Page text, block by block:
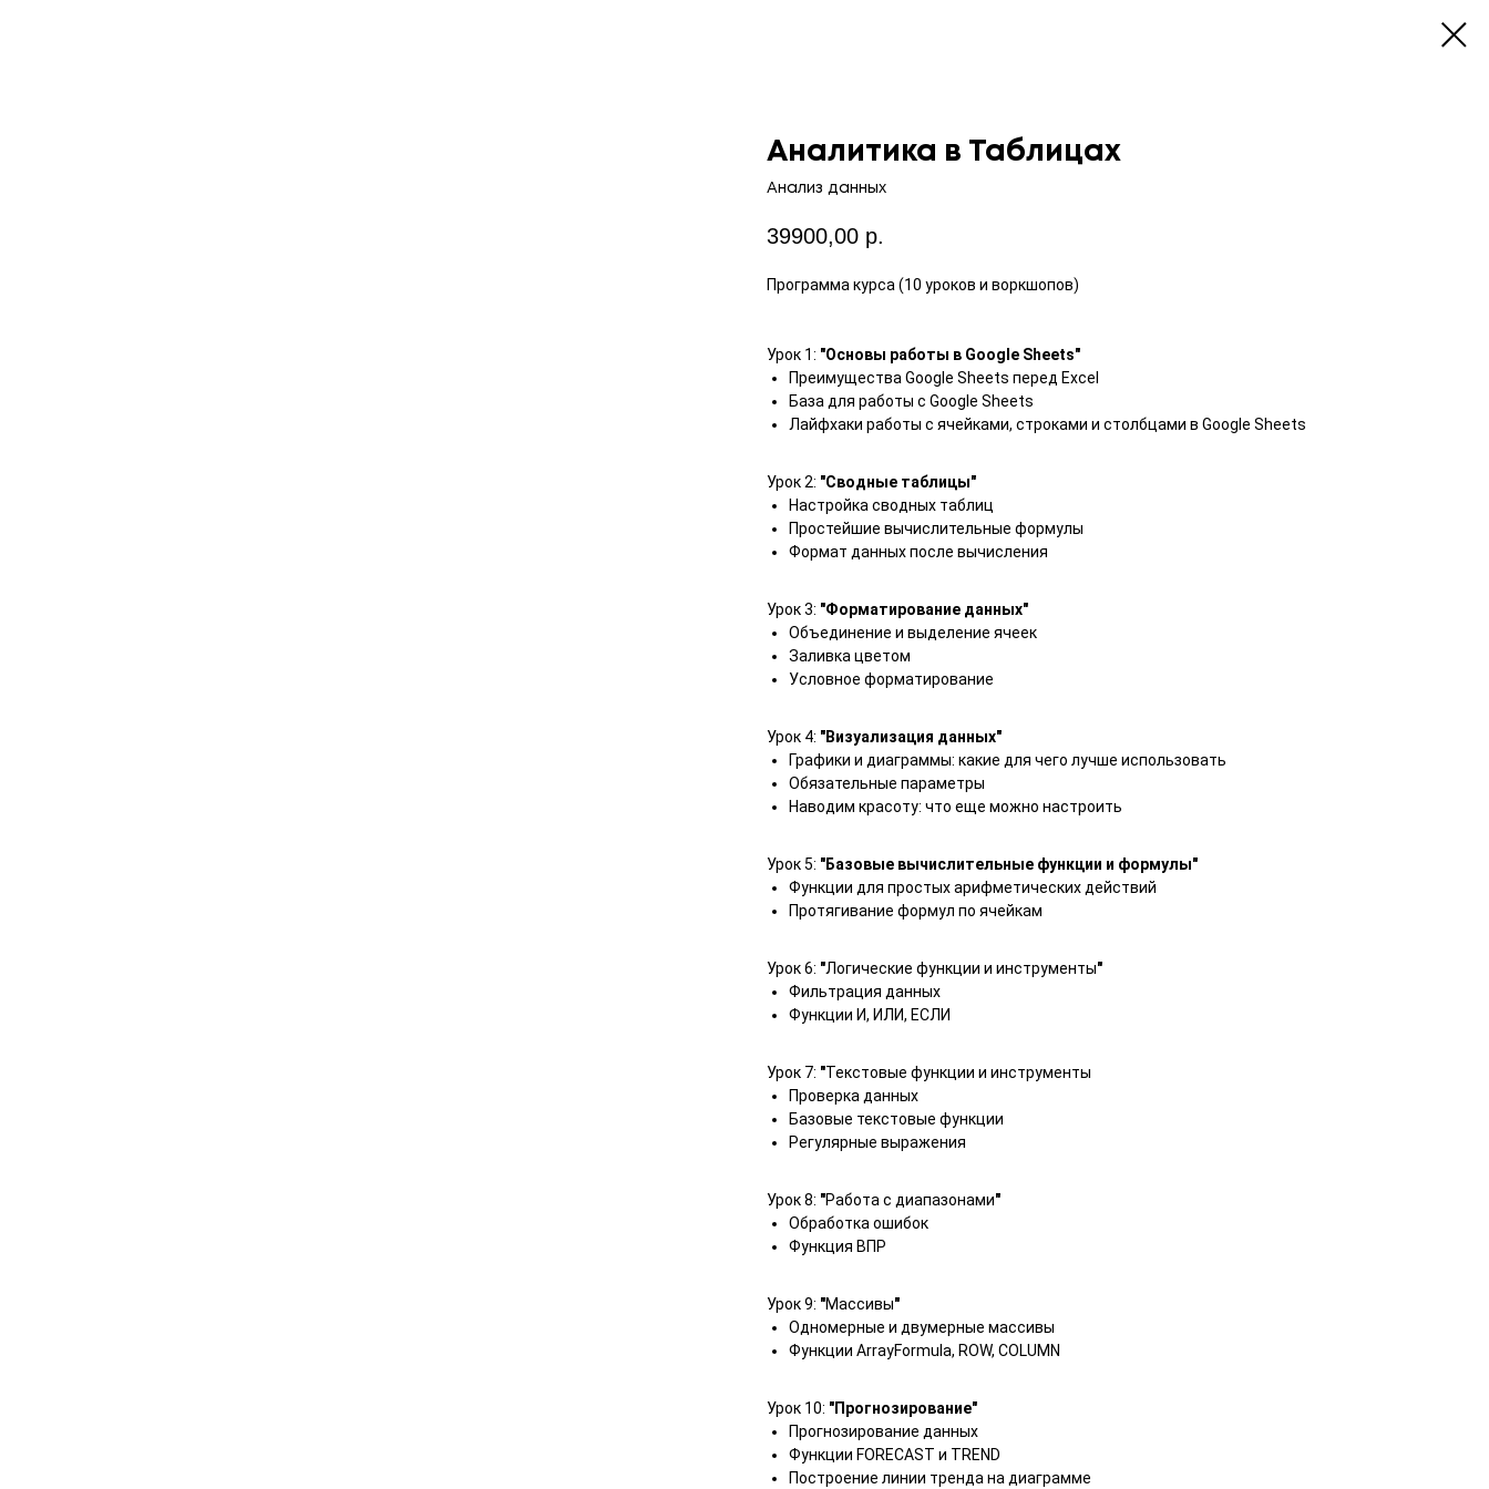
Аналитика в Таблицах
Анализ данных
39900,00 р.
Программа курса (10 уроков и воркшопов)
Урок 1: "Основы работы в Google Sheets"
Преимущества Google Sheets перед Excel
База для работы с Google Sheets
Лайфхаки работы с ячейками, строками и столбцами в Google Sheets
Урок 2: "Сводные таблицы"
Настройка сводных таблиц
Простейшие вычислительные формулы
Формат данных после вычисления
Урок 3: "Форматирование данных"
Объединение и выделение ячеек
Заливка цветом
Условное форматирование
Урок 4: "Визуализация данных"
Графики и диаграммы: какие для чего лучше использовать
Обязательные параметры
Наводим красоту: что еще можно настроить
Урок 5: "Базовые вычислительные функции и формулы"
Функции для простых арифметических действий
Протягивание формул по ячейкам
Урок 6: "Логические функции и инструменты"
Фильтрация данных
Функции И, ИЛИ, ЕСЛИ
Урок 7: "Текстовые функции и инструменты
Проверка данных
Базовые текстовые функции
Регулярные выражения
Урок 8: "Работа с диапазонами"
Обработка ошибок
Функция ВПР
Урок 9: "Массивы"
Одномерные и двумерные массивы
Функции ArrayFormula, ROW, COLUMN
Урок 10: "Прогнозирование"
Прогнозирование данных
Функции FORECAST и TREND
Построение линии тренда на диаграмме